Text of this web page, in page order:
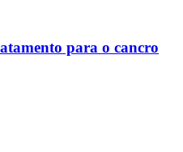
para o cancro